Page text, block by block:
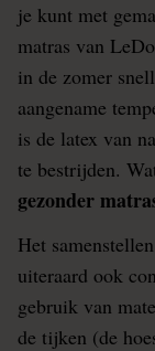
je kunt met
matras van
in de zomer
aangename
is de latex van
te bestrijden.
gezonder
Het
uiteraard ook
gebruik van
de tijken (de